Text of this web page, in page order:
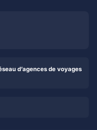
d’agences de voyages